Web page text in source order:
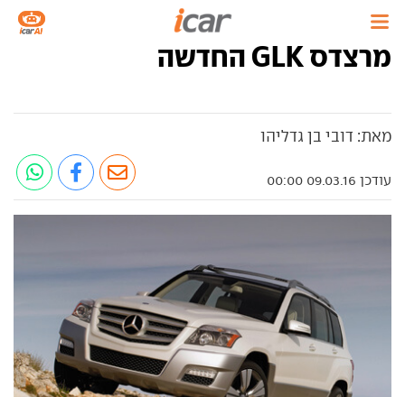
מרצדס GLK החדשה
מאת: דובי בן גדליהו
עודכן 09.03.16 00:00